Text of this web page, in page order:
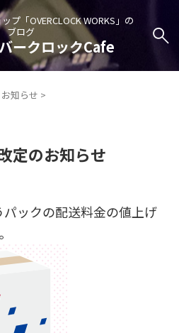
プ「OVERCLOCK WORKS」の
ブログ
ークロックCafe
お知らせ >
定のお知らせ
ックの配送料金の値上げ